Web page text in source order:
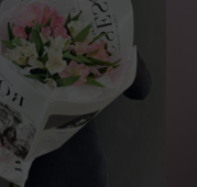
избранное